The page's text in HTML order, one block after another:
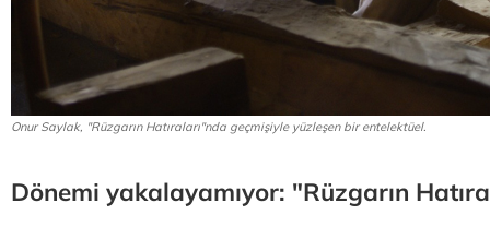
Onur Saylak, "Rüzgarın Hatıraları"nda geçmişiyle yüzleşen bir entelektüel.
Dönemi yakalayamıyor: "Rüzgarın